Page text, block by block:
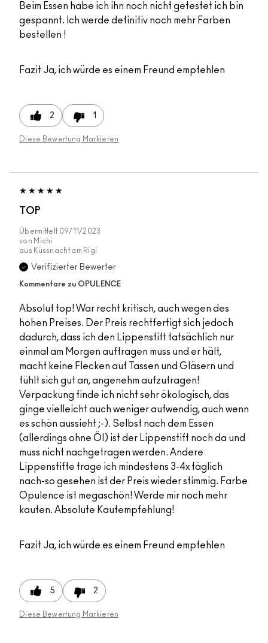
Beim Essen habe ich ihn noch nicht getestet ich bin
gespannt. Ich werde definitiv noch mehr Farben
bestellen !
Fazit Ja, ich würde es einem Freund empfehlen
2 1
Diese Bewertung Markieren
TOP
Übermittelt 09/11/2023
von Michi
aus Küssnacht am Rigi
Verifizierter Bewerter
Kommentare zu OPULENCE
Absolut top! War recht kritisch, auch wegen des
hohen Preises. Der Preis rechtfertigt sich jedoch
dadurch, dass ich den Lippenstift tatsächlich nur
einmal am Morgen auftragen muss und er hält,
macht keine Flecken auf Tassen und Gläsern und
fühlt sich gut an, angenehm aufzutragen!
Verpackung finde ich nicht sehr ökologisch, das
ginge vielleicht auch weniger aufwendig, auch wenn
es schön aussieht ;-). Selbst nach dem Essen
(allerdings ohne Öl) ist der Lippenstift noch da und
muss nicht nachgetragen werden. Andere
Lippenstifte trage ich mindestens 3-4x täglich
nach-so gesehen ist der Preis wieder stimmig. Farbe
Opulence ist megaschön! Werde mir noch mehr
kaufen. Absolute Kaufempfehlung!
Fazit Ja, ich würde es einem Freund empfehlen
5 2
Diese Bewertung Markieren